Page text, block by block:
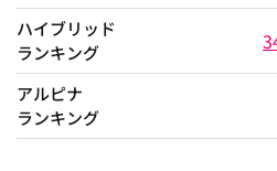
ハイブリッド
ランキング
アルピナ
ランキング